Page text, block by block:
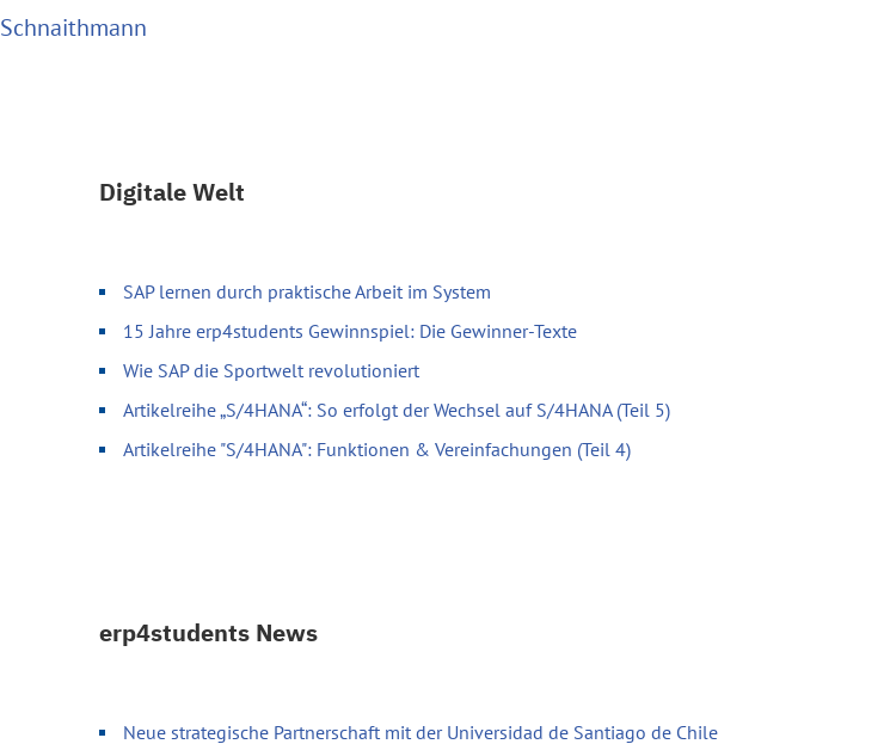
Schnaithmann
Digitale Welt
SAP lernen durch praktische Arbeit im System
15 Jahre erp4students Gewinnspiel: Die Gewinner-Texte
Wie SAP die Sportwelt revolutioniert
Artikelreihe „S/4HANA“: So erfolgt der Wechsel auf S/4HANA (Teil 5)
Artikelreihe "S/4HANA": Funktionen & Vereinfachungen (Teil 4)
erp4students News
Neue strategische Partnerschaft mit der Universidad de Santiago de Chile